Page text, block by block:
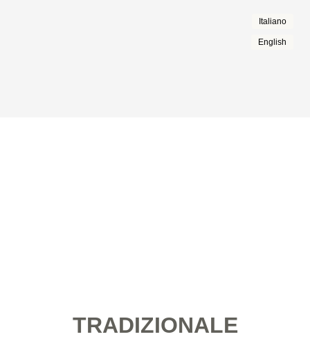
Italiano
English
TRADIZIONALE